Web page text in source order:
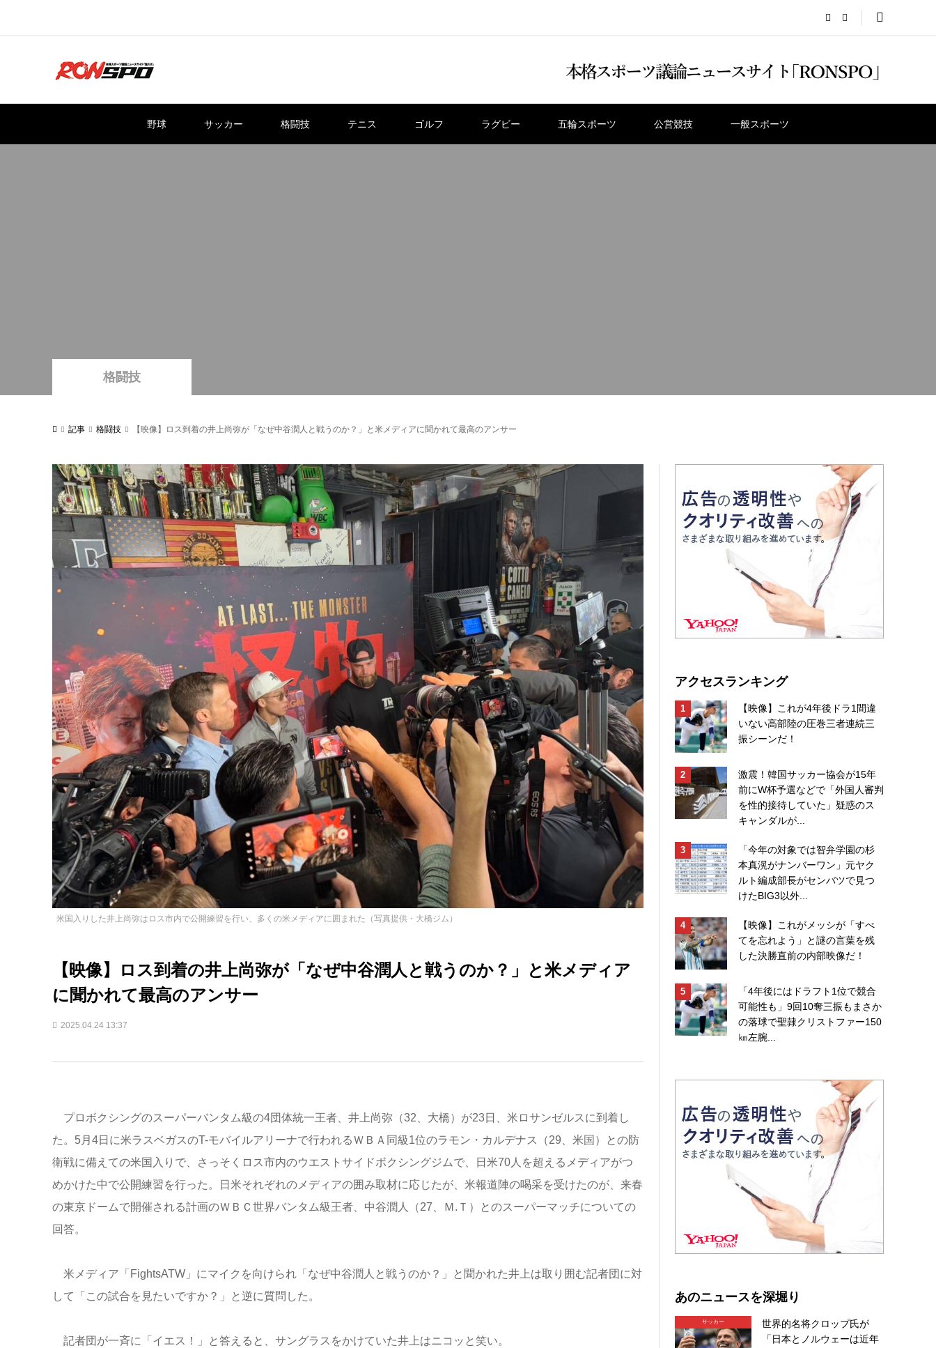
野球 サッカー 格闘技 テニス ゴルフ ラグビー 五輪スポーツ 公営競技 一般スポーツ
格闘技
記事 格闘技 【映像】ロス到着の井上尚弥が「なぜ中谷潤人と戦うのか？」と米メディアに聞かれて最高のアンサー
米国入りした井上尚弥はロス市内で公開練習を行い、多くの米メディアに囲まれた（写真提供・大橋ジム）
【映像】ロス到着の井上尚弥が「なぜ中谷潤人と戦うのか？」と米メディア
に聞かれて最高のアンサー
2025.04.24 13:37
プロボクシングのスーパーバンタム級の4団体統一王者、井上尚弥（32、大橋）が23日、米ロサンゼルスに到着し
た。5月4日に米ラスベガスのT-モバイルアリーナで行われるＷＢＡ同級1位のラモン・カルデナス（29、米国）との防
衛戦に備えての米国入りで、さっそくロス市内のウエストサイドボクシングジムで、日米70人を超えるメディアがつ
めかけた中で公開練習を行った。日米それぞれのメディアの囲み取材に応じたが、米報道陣の喝采を受けたのが、来春
の東京ドームで開催される計画のＷＢＣ世界バンタム級王者、中谷潤人（27、Ｍ.Ｔ）とのスーパーマッチについての
回答。
米メディア「FightsATW」にマイクを向けられ「なぜ中谷潤人と戦うのか？」と聞かれた井上は取り囲む記者団に対
して「この試合を見たいですか？」と逆に質問した。
記者団が一斉に「イエス！」と答えると、サングラスをかけていた井上はニコッと笑い。
アクセスランキング
【映像】これが4年後ドラ1間違
いない高部陸の圧巻三者連続三
振シーンだ！
激震！韓国サッカー協会が15年
前にW杯予選などで「外国人審判
を性的接待していた」疑惑のス
キャンダルが...
「今年の対象では智弁学園の杉
本真滉がナンバーワン」元ヤク
ルト編成部長がセンバツで見つ
けたBIG3以外...
【映像】これがメッシが「すべ
てを忘れよう」と謎の言葉を残
した決勝直前の内部映像だ！
「4年後にはドラフト1位で競合
可能性も」9回10奪三振もまさか
の落球で聖隷クリストファー150
㎞左腕...
あのニュースを深堀り
サッカー
世界的名将クロップ氏が
「日本とノルウェーは近年